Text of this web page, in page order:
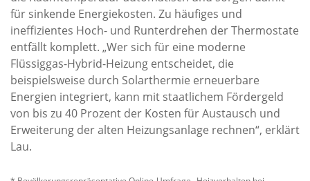
für sinkende Energiekosten. Zu häufiges und
ineffizientes Hoch- und Runterdrehen der Thermostate
entfällt komplett. „Wer sich für eine moderne
Flüssiggas-Hybrid-Heizung entscheidet, die
beispielsweise durch Solarthermie erneuerbare
Energien integriert, kann mit staatlichem Fördergeld
von bis zu 40 Prozent der Kosten für Austausch und
Erweiterung der alten Heizungsanlage rechnen“, erklärt
Lau.